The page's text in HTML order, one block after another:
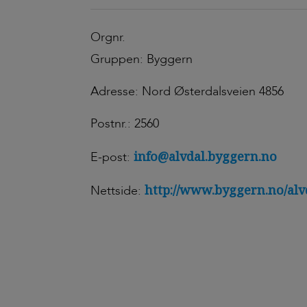
Orgnr.
Gruppen: Byggern
Adresse: Nord Østerdalsveien 4856
Postnr.: 2560
E-post: info@alvdal.byggern.no
Nettside: http://www.byggern.no/